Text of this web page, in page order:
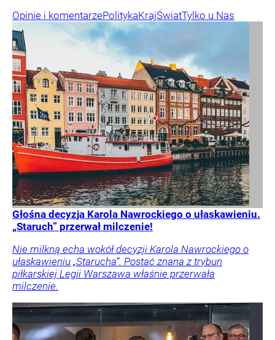
Opinie i komentarzePolitykaKrajŚwiatTylko u Nas
Głośna decyzja Karola Nawrockiego o ułaskawieniu.
„Staruch” przerwał milczenie!
Nie milkną echa wokół decyzji Karola Nawrockiego o
ułaskawieniu „Starucha”. Postać znana z trybun
piłkarskiej Legii Warszawa właśnie przerwała
milczenie.